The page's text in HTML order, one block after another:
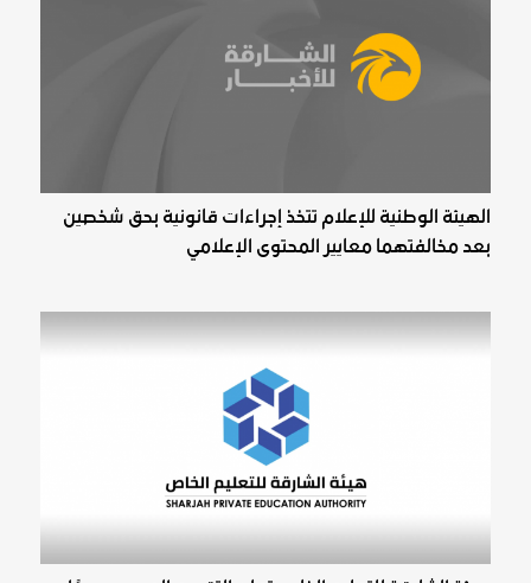
الهيئة الوطنية للإعلام تتخذ إجراءات قانونية بحق شخصين
بعد مخالفتهما معايير المحتوى الإعلامي